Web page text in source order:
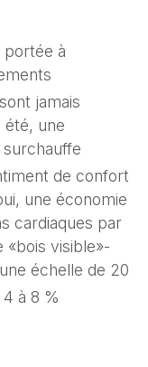
portée à
jamais
une
de confort
une économie
cardiaques par
«bois visible»-
échelle de 20
4 à 8 %